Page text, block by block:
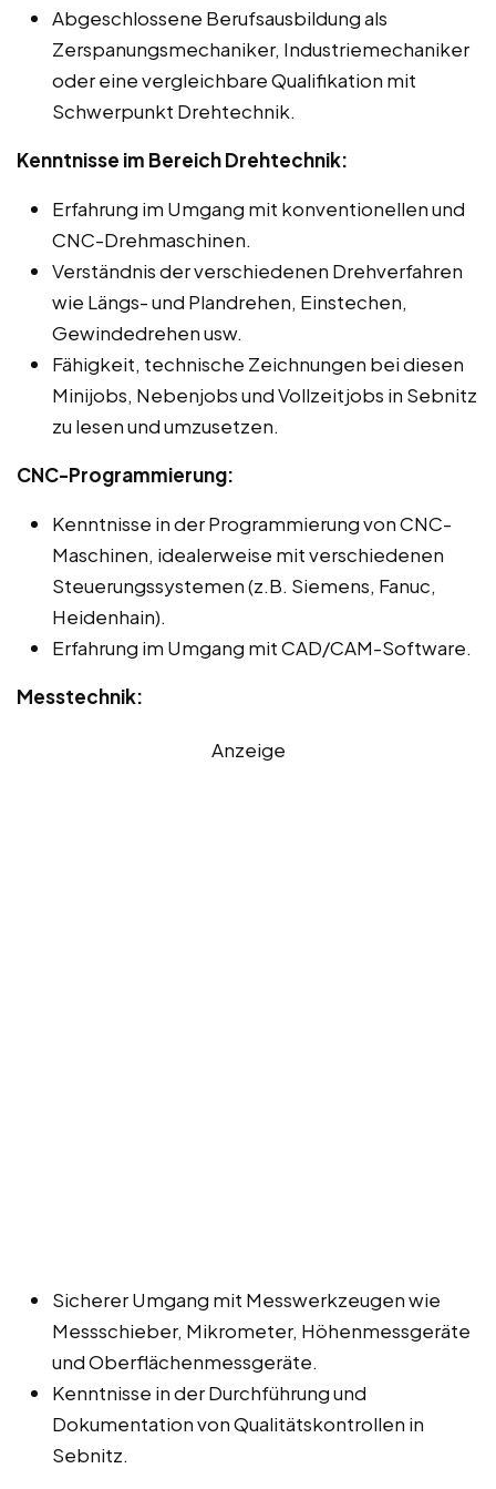
Abgeschlossene Berufsausbildung als
Zerspanungsmechaniker, Industriemechaniker
oder eine vergleichbare Qualifikation mit
Schwerpunkt Drehtechnik.
Kenntnisse im Bereich Drehtechnik:
Erfahrung im Umgang mit konventionellen und
CNC-Drehmaschinen.
Verständnis der verschiedenen Drehverfahren
wie Längs- und Plandrehen, Einstechen,
Gewindedrehen usw.
Fähigkeit, technische Zeichnungen bei diesen
Minijobs, Nebenjobs und Vollzeitjobs in Sebnitz
zu lesen und umzusetzen.
CNC-Programmierung:
Kenntnisse in der Programmierung von CNC-
Maschinen, idealerweise mit verschiedenen
Steuerungssystemen (z.B. Siemens, Fanuc,
Heidenhain).
Erfahrung im Umgang mit CAD/CAM-Software.
Messtechnik:
Anzeige
Sicherer Umgang mit Messwerkzeugen wie
Messschieber, Mikrometer, Höhenmessgeräte
und Oberflächenmessgeräte.
Kenntnisse in der Durchführung und
Dokumentation von Qualitätskontrollen in
Sebnitz.